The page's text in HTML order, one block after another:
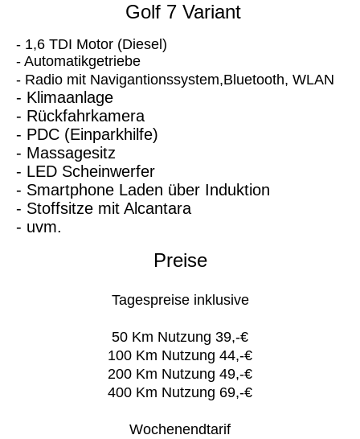
Golf 7 Variant
- 1,6 TDI Motor (Diesel)
- Automatikgetriebe
- Radio mit Navigantionssystem,Bluetooth, WLAN
- Klimaanlage
- Rückfahrkamera
- PDC (Einparkhilfe)
- Massagesitz
- LED Scheinwerfer
- Smartphone Laden über Induktion
- Stoffsitze mit Alcantara
- uvm.
Preise
Tagespreise inklusive
50 Km Nutzung 39,-€
100 Km Nutzung 44,-€
200 Km Nutzung 49,-€
400 Km Nutzung 69,-€
Wochenendtarif